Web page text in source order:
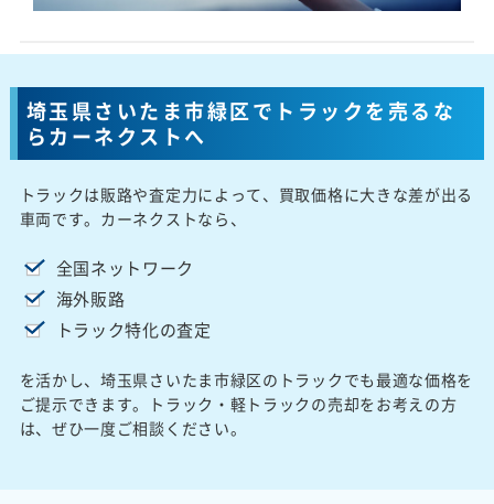
埼玉県さいたま市緑区でトラックを売るな
らカーネクストへ
トラックは販路や査定力によって、買取価格に大きな差が出る
車両です。カーネクストなら、
全国ネットワーク
海外販路
トラック特化の査定
を活かし、埼玉県さいたま市緑区のトラックでも最適な価格を
ご提示できます。トラック・軽トラックの売却をお考えの方
は、ぜひ一度ご相談ください。